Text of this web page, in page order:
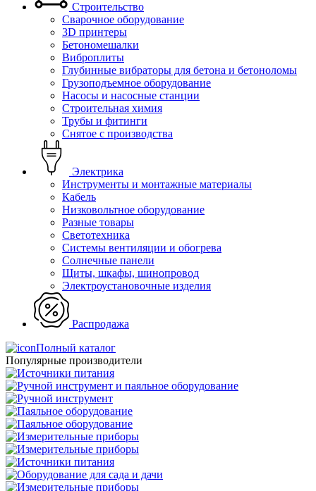
Строительство
Сварочное оборудование
3D принтеры
Бетономешалки
Виброплиты
Глубинные вибраторы для бетона и бетоноломы
Грузоподъемное оборудование
Насосы и насосные станции
Строительная химия
Трубы и фитинги
Снятое с производства
Электрика
Инструменты и монтажные материалы
Кабель
Низковольтное оборудование
Разные товары
Светотехника
Системы вентиляции и обогрева
Солнечные панели
Щиты, шкафы, шинопровод
Электроустановочные изделия
Распродажа
Полный каталог
Популярные производители